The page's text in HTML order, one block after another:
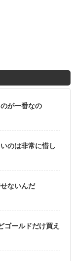
が一番なの
のは非常に惜し
ないんだ
ゴールドだけ買え